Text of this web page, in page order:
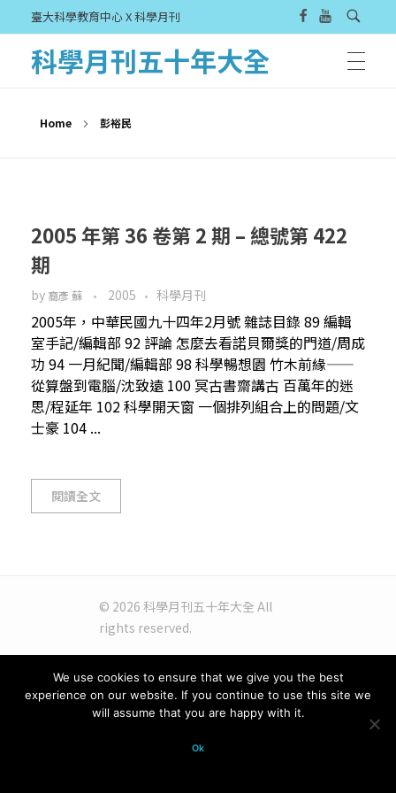
臺大科學教育中心 X 科學月刊
科學月刊五十年大全
Home 彭裕民
2005 年第 36 卷第 2 期 – 總號第 422
期
by 裔彥 蘇 2005 科學月刊
2005年，中華民國九十四年2月號 雜誌目錄 89 編輯
室手記/編輯部 92 評論 怎麼去看諾貝爾獎的門道/周成
功 94 一月紀聞/編輯部 98 科學暢想園 竹木前緣——
從算盤到電腦/沈致遠 100 冥古書齋講古 百萬年的迷
思/程延年 102 科學開天窗 一個排列組合上的問題/文
士豪 104 ...
閱讀全文
© 2026 科學月刊五十年大全 All
rights reserved.
We use cookies to ensure that we give you the best
experience on our website. If you continue to use this site we
will assume that you are happy with it.
Ok